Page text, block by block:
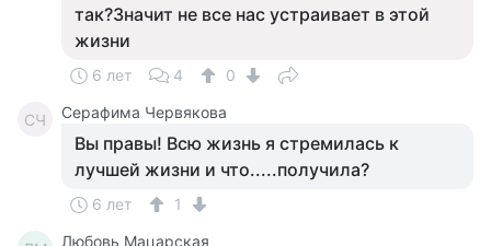
так?Значит не все нас устраивает в этой
жизни
6 лет 4 0
СЧ Серафима Червякова
Вы правы! Всю жизнь я стремилась к
лучшей жизни и что.....получила?
6 лет 1
Любовь Мацарская